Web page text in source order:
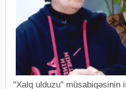
"Xalq ulduzu" müsabiqəsinin